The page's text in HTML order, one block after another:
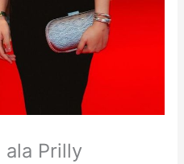
Prilly